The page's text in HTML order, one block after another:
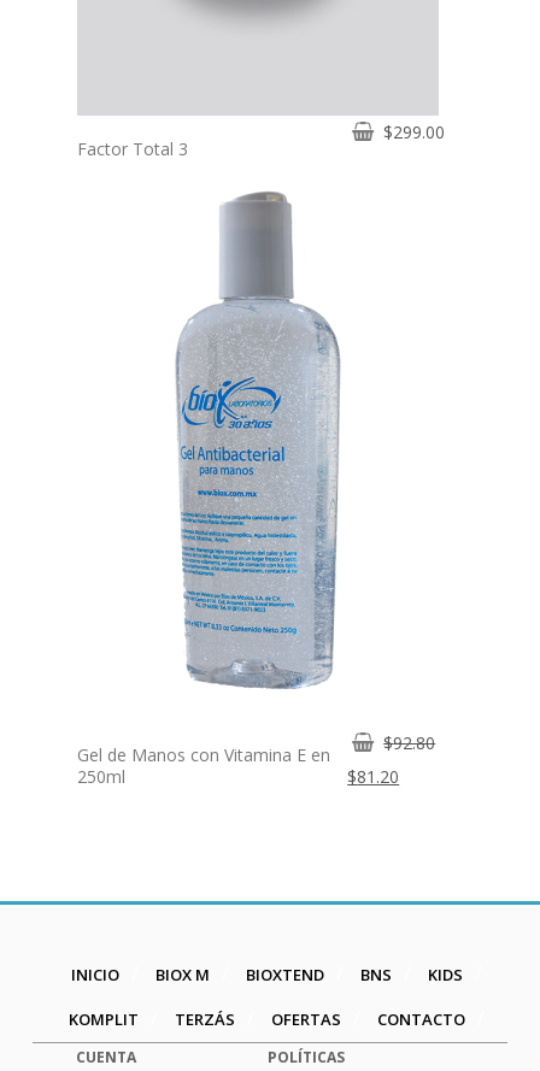
Factor Total 3
$299.00
Gel de Manos con Vitamina E en
250ml
$92.80
$81.20
precio
INICIO BIOX M BIOXTEND BNS KIDS
KOMPLIT TERZÁS OFERTAS CONTACTO
CUENTA POLÍTICAS